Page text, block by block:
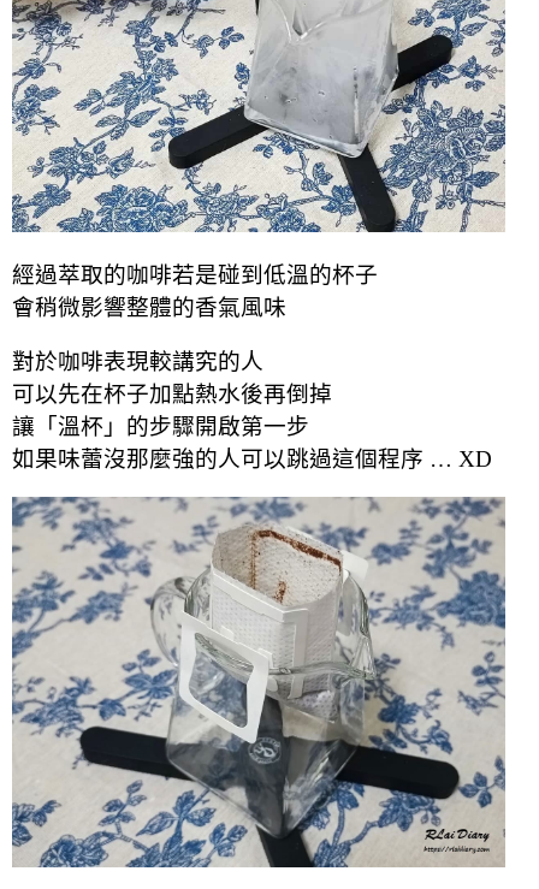
經過萃取的咖啡若是碰到低溫的杯子
會稍微影響整體的香氣風味
對於咖啡表現較講究的人
可以先在杯子加點熱水後再倒掉
讓「溫杯」的步驟開啟第一步
如果味蕾沒那麼強的人可以跳過這個程序 … XD